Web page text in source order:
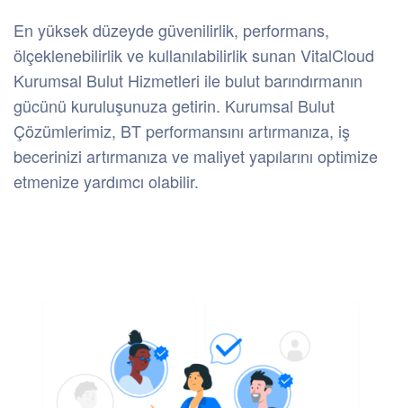
En yüksek düzeyde güvenilirlik, performans,
ölçeklenebilirlik ve kullanılabilirlik sunan VitalCloud
Kurumsal Bulut Hizmetleri ile bulut barındırmanın
gücünü kuruluşunuza getirin. Kurumsal Bulut
Çözümlerimiz, BT performansını artırmanıza, iş
becerinizi artırmanıza ve maliyet yapılarını optimize
etmenize yardımcı olabilir.